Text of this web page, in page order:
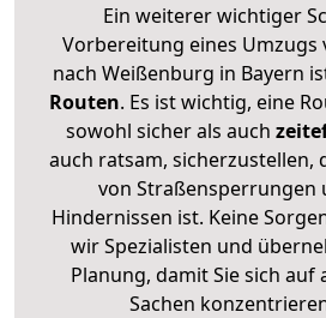
Ein weiterer wichtiger
Vorbereitung eines Umzugs
nach Weißenburg in Bayern
Routen. Es ist wichtig, eine
sowohl sicher als auch
auch ratsam, sicherzustellen,
von Straßensperrungen
Hindernissen ist. Keine
wir Spezialisten und
Planung, damit Sie sich auf
Sachen